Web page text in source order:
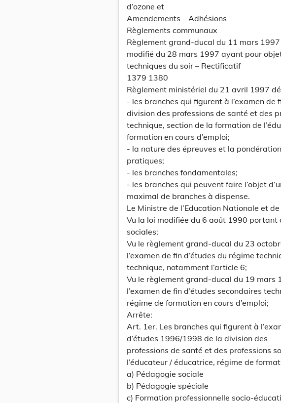
d’ozone et
Amendements – Adhésions
Règlements communaux
Règlement grand-ducal du 11 mars
modifié du 28 mars 1997 ayant pour
techniques du soir – Rectificatif
1379 1380
Règlement ministériel du 21 avril 1997
- les branches qui figurent à l’examen de
division des professions de santé et des
technique, section de la formation de
formation en cours d’emploi;
- la nature des épreuves et la
pratiques;
- les branches fondamentales;
- les branches qui peuvent faire l’objet
maximal de branches à dispense.
Le Ministre de l’Education Nationale et
Vu la loi modifiée du 6 août 1990
sociales;
Vu le règlement grand-ducal du 23
l’examen de fin d’études du régime
technique, notamment l’article 6;
Vu le règlement grand-ducal du 19 mars
l’examen de fin d’études secondaires
régime de formation en cours d’emploi;
Arrête:
Art. 1er. Les branches qui figurent à
d’études 1996/1998 de la division des
professions de santé et des professions
l’éducateur / éducatrice, régime de
a) Pédagogie sociale
b) Pédagogie spéciale
c) Formation professionnelle socio-